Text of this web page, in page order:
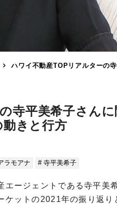
ハワイ不動産TOPリアルターの
寺平美希子さん
きと行方
ラモアナ # 寺平美希子
エージェントである寺平美
ケットの2021年の振り返